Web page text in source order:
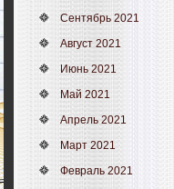
Сентябрь 2021
Август 2021
Июнь 2021
Май 2021
Апрель 2021
Март 2021
Февраль 2021